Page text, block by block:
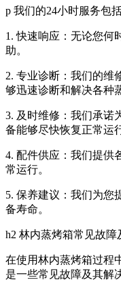
p 我们的24小时服务包括
1. 快速响应：无论您何
助。
2. 专业诊断：我们的维
够迅速诊断和解决各种
3. 及时维修：我们承诺
备能够尽快恢复正常运
4. 配件供应：我们提供
常运行。
5. 保养建议：我们为您
备寿命。
h2 林内蒸烤箱常见故障
在使用林内蒸烤箱过程
是一些常见故障及其解